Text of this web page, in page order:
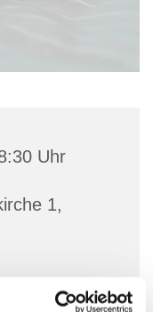
Uhr
1,